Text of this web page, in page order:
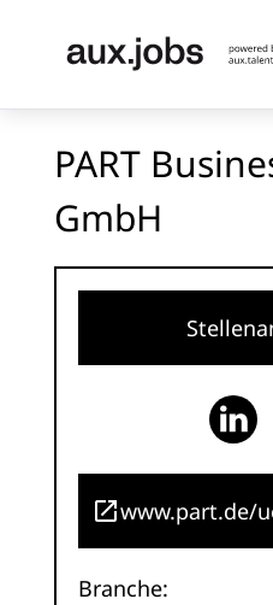
PART
GmbH
www.part.de/
Branche: